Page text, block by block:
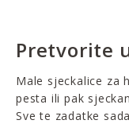
Pretvorite
Male sjeckalice za
pesta ili pak
Sve te zadatke